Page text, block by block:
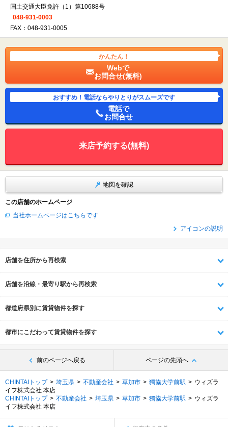
国土交通大臣免許（1）第10688号
048-931-0003
FAX：048-931-0005
かんたん！
Webで
お問合せ(無料)
おすすめ！電話ならやりとりがスムーズです
電話で
お問合せ
来店予約する(無料)
地図を確認
この店舗のホームページ
当社ホームページはこちらです
アイコンの説明
店舗を住所から再検索
店舗を沿線・最寄り駅から再検索
都道府県別に賃貸物件を探す
都市にこだわって賃貸物件を探す
前のページへ戻る ページの先頭へ
CHINTAIトップ 埼玉県 不動産会社 草加市 獨協大学前駅
ウィズラ
イフ株式会社 本店
CHINTAIトップ
不動産会社 埼玉県 草加市 獨協大学前駅
ウィズラ
イフ株式会社 本店